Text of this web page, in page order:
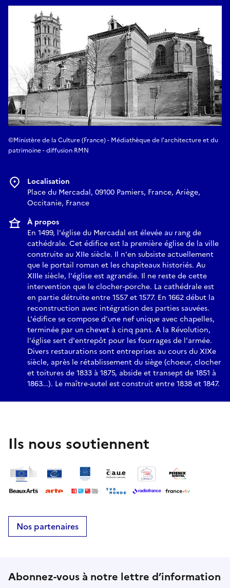
©Ministère de la Culture (France) - Médiathèque de l'architecture et du
patrimoine - diffusion RMN
Localisation
Place du Mercadal, 09100 Pamiers, France, Ariège,
Occitanie, France
À propos
En 1499, l'église du Mercadal est élevée au rang de
cathédrale. Cet édifice est la première église de la ville
construite au XIIe siècle. Il n'en subsiste actuellement
que le portail roman et les chapiteaux historiés. Au
XIIIe siècle, l'église est agrandie. Il ne reste de cette
intervention que le clocher-porche. La cathédrale est
en partie détruite entre 1557 et 1577. En 1662 début la
reconstruction avec intégration des parties sauvées.
L'édifice se compose d'une nef unique avec chapelles,
terminée par un chevet à cinq pans. A la Révolution,
l'église sert d'entrepôt pour les fourrages de l'armée.
Divers restaurations sont entreprises au cours du XIXe
siècle, après le rétablissement du siège (choeur, clocher
et toitures de 1833 à 1875, abside et transept de 1851 à
1863...). Le maître-autel est construit entre 1838 et 1847.
Ils nous soutiennent
Nos partenaires
Abonnez-vous à notre lettre d’information